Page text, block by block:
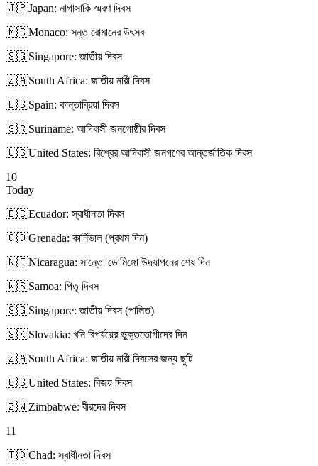
🇯🇵Japan: নাগাসাকি স্মরণ দিবস
🇲🇨Monaco: সন্ত রোমানের উৎসব
🇸🇬Singapore: জাতীয় দিবস
🇿🇦South Africa: জাতীয় নারী দিবস
🇪🇸Spain: কান্তাব্রিয়া দিবস
🇸🇷Suriname: আদিবাসী জনগোষ্ঠীর দিবস
🇺🇸United States: বিশ্বের আদিবাসী জনগণের আন্তর্জাতিক দিবস
10
Today
🇪🇨Ecuador: স্বাধীনতা দিবস
🇬🇩Grenada: কার্নিভাল (প্রথম দিন)
🇳🇮Nicaragua: সান্তো ডোমিঙ্গো উদযাপনের শেষ দিন
🇼🇸Samoa: পিতৃ দিবস
🇸🇬Singapore: জাতীয় দিবস (পালিত)
🇸🇰Slovakia: খনি বিপর্যয়ের ভুক্তভোগীদের দিন
🇿🇦South Africa: জাতীয় নারী দিবসের জন্য ছুটি
🇺🇸United States: বিজয় দিবস
🇿🇼Zimbabwe: বীরদের দিবস
11
🇹🇩Chad: স্বাধীনতা দিবস